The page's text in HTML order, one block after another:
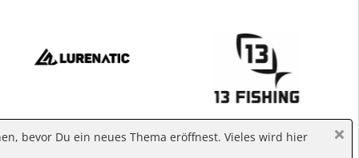
bevor Du ein neues Thema eröffnest. Vieles wird hier